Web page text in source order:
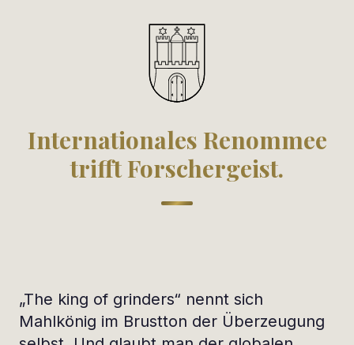
Internationales Renommee
trifft Forschergeist.
„The king of grinders“ nennt sich
Mahlkönig im Brustton der Überzeugung